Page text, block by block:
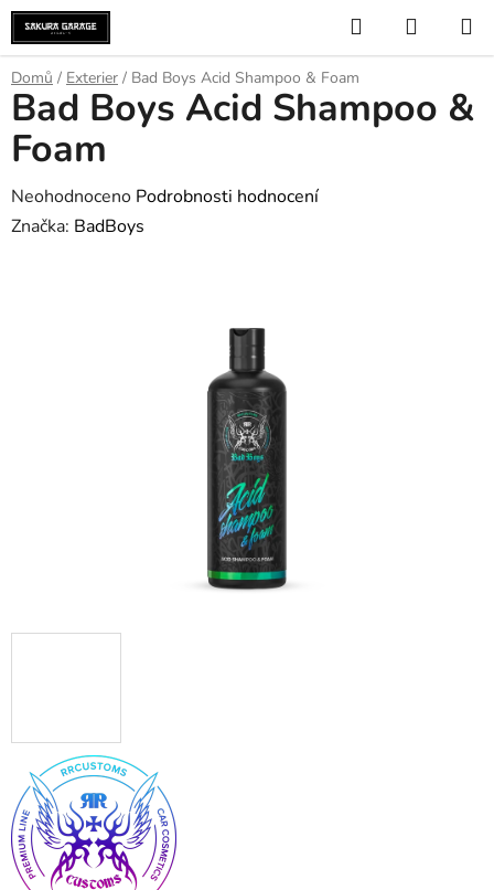
Přejít
na
obsah
Hledat
KOŠÍK
Domů / Exterier / Bad Boys Acid Shampoo & Foam
Bad Boys Acid Shampoo &
Foam
Průměrné
hodnocení
Neohodnoceno Podrobnosti hodnocení
Značka: BadBoys